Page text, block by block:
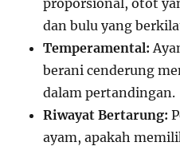
dan bulu yang
Temperamental:
berani cenderung
dalam pertandingan.
Riwayat Bertarung:
ayam, apakah